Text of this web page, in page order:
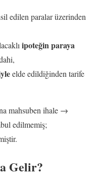
edilen paralar üzerinden
ipoteğin paraya
elde edildiğinden tarife
mahsuben ihale →
edilmemiş;
Gelir?